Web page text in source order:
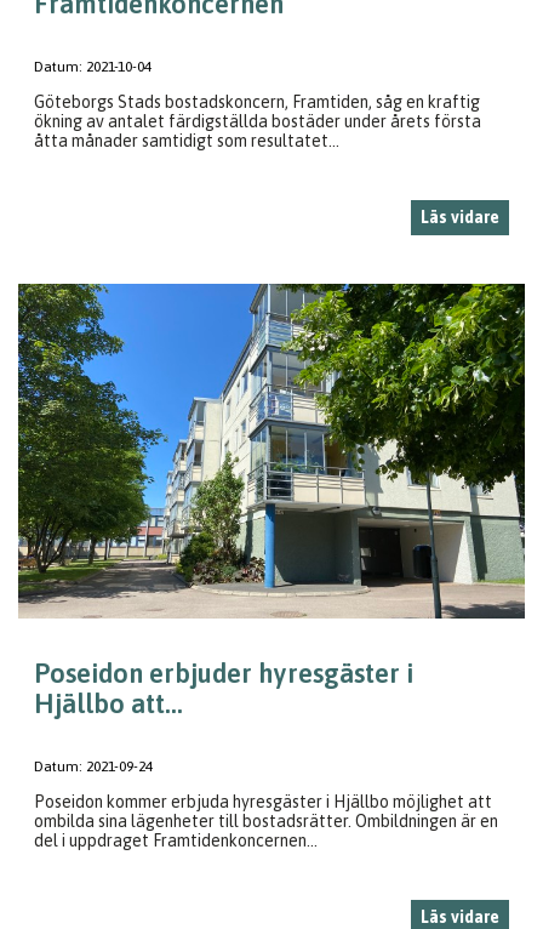
Datum: 2021-10-04
Göteborgs Stads bostadskoncern, Framtiden, såg en kraftig
ökning av antalet färdigställda bostäder under årets första
åtta månader samtidigt som resultatet...
Läs vidare
Poseidon erbjuder hyresgäster i
Hjällbo att...
Datum: 2021-09-24
Poseidon kommer erbjuda hyresgäster i Hjällbo möjlighet att
ombilda sina lägenheter till bostadsrätter. Ombildningen är en
del i uppdraget Framtidenkoncernen...
Läs vidare